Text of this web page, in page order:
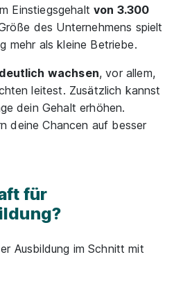
Einstiegsgehaltvon 3.300
des Unternehmens spielt
mehr als kleine Betriebe.
wachsen, vor allem,
leitest. Zusätzlich kannst
dein Gehalt erhöhen.
deine Chancen auf besser
für
Ausbildung im Schnitt mit